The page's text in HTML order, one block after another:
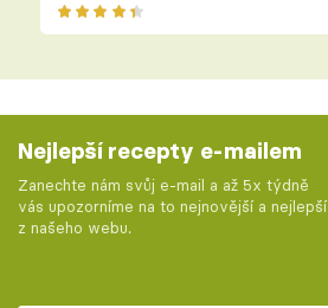
Nejlepší recepty e-mailem
Zanechte nám svůj e-mail a až 5x týdně
vás upozorníme na to nejnovější a nejlepší
z našeho webu.